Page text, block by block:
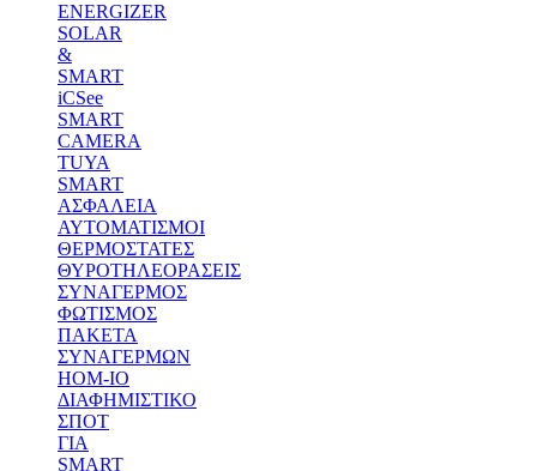
ENERGIZER
SOLAR
&
SMART
iCSee
SMART
CAMERA
TUYA
SMART
ΑΣΦΑΛΕΙΑ
ΑΥΤΟΜΑΤΙΣΜΟΙ
ΘΕΡΜΟΣΤΑΤΕΣ
ΘΥΡΟΤΗΛΕΟΡΑΣΕΙΣ
ΣΥΝΑΓΕΡΜΟΣ
ΦΩΤΙΣΜΟΣ
ΠΑΚΕΤΑ
ΣΥΝΑΓΕΡΜΩΝ
HOM-IO
ΔΙΑΦΗΜΙΣΤΙΚΟ
ΣΠΟΤ
ΓΙΑ
SMART